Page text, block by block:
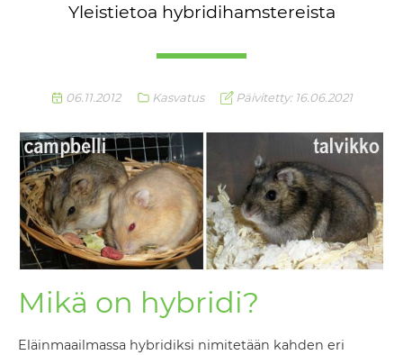
Yleistietoa hybridihamstereista
06.11.2012 Kasvatus Päivitetty: 16.06.2021
Mikä on hybridi?
Eläinmaailmassa hybridiksi nimitetään kahden eri